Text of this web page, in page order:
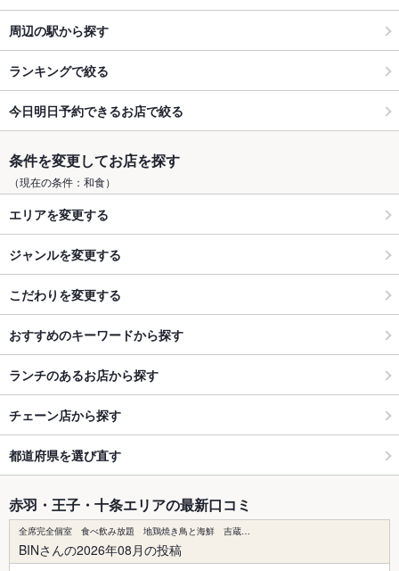
周辺の駅から探す
ランキングで絞る
今日明日予約できるお店で絞る
条件を変更してお店を探す
（現在の条件：和食）
エリアを変更する
ジャンルを変更する
こだわりを変更する
おすすめのキーワードから探す
ランチのあるお店から探す
チェーン店から探す
都道府県を選び直す
赤羽・王子・十条エリアの最新口コミ
全席完全個室 食べ飲み放題 地鶏焼き鳥と海鮮 吉蔵…
BINさんの2026年08月の投稿